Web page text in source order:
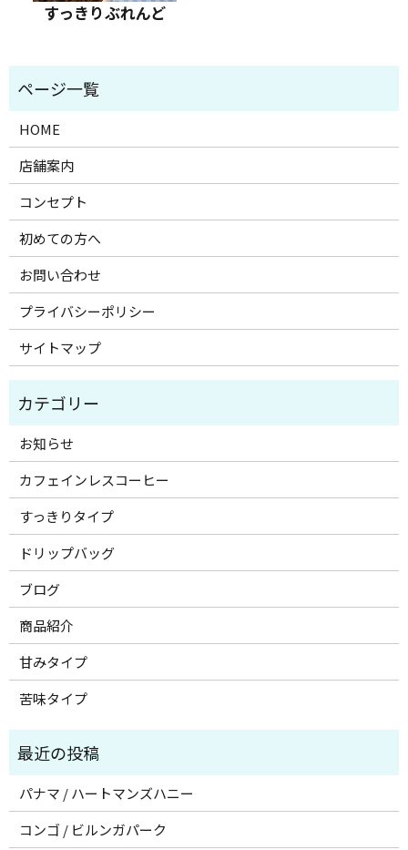
すっきりぶれんど
HOME
店舗案内
コンセプト
初めての方へ
お問い合わせ
プライバシーポリシー
サイトマップ
お知らせ
カフェインレスコーヒー
すっきりタイプ
ドリップバッグ
ブログ
商品紹介
甘みタイプ
苦味タイプ
パナマ / ハートマンズハニー
コンゴ / ビルンガパーク